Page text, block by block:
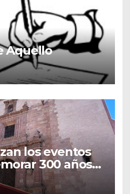
Aquello
los eventos
300 años
San Roque